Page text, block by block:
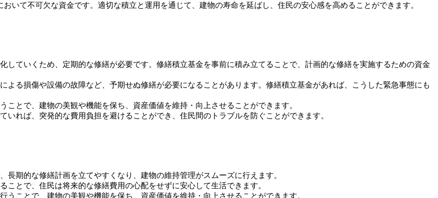
いて不可欠な資金です。適切な積立と運用を通じて、建物の寿命を延ばし、住民の安心感を高めることができます。
していくため、定期的な修繕が必要です。修繕積立基金を事前に積み立てることで、計画的な修繕を実施するための資金
よる損傷や設備の故障など、予期せぬ修繕が必要になることがあります。修繕積立基金があれば、こうした緊急事態にも
ことで、建物の美観や機能を保ち、資産価値を維持・向上させることができます。
いれば、突発的な費用負担を避けることができ、住民間のトラブルを防ぐことができます。
長期的な修繕計画を立てやすくなり、建物の維持管理がスムーズに行えます。
ことで、住民は将来的な修繕費用の心配をせずに安心して生活できます。
うことで、建物の美観や機能を保ち、資産価値を維持・向上させることができます。